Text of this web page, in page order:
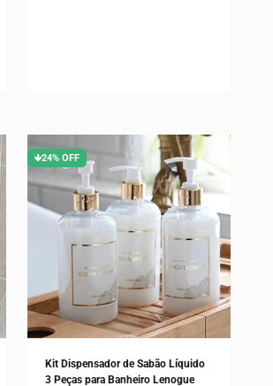
🡻24% OFF
Kit Dispensador de Sabão Líquido
3 Peças para Banheiro Lenogue